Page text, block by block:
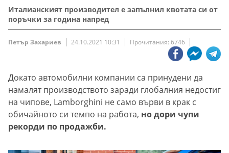
Италианският производител е запълнил квотата си от
поръчки за година напред
Петър Захариев 24.10.2021 10:31 Прочитания: 6746
Докато автомобилни компании са принудени да
намалят производството заради глобалния недостиг
на чипове, Lamborghini не само върви в крак с
обичайното си темпо на работа, но дори чупи
рекорди по продажби.